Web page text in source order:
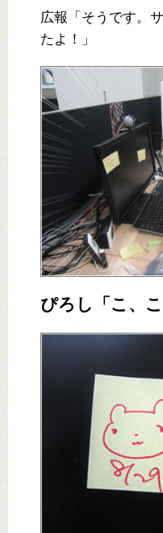
広報「そうです。
たよ！」
ぴろし「こ、こ